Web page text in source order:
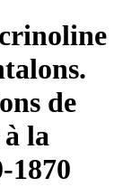
de
la
1870